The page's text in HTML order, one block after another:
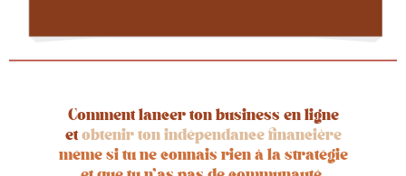
Comment lancer ton business en ligne
etobtenir ton indépendance financière
même si tu ne connais rien à la stratégie